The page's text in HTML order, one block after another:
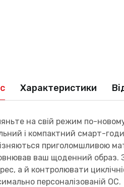
Характеристики
на свій режим по-
і компактний смарт-
приголомшливою
ваш щоденний образ.
а й контролювати
персоналізованій ОС.